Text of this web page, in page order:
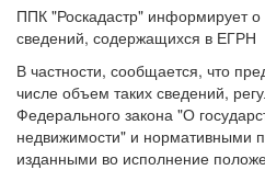
ППК "Роскадастр" информирует о
сведений, содержащихся в ЕГРН
В частности, сообщается, что
числе объем таких сведений,
Федерального закона "О
недвижимости" и нормативными
изданными во исполнение